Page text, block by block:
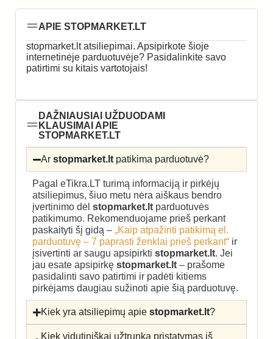
APIE STOPMARKET.LT
stopmarket.lt atsiliepimai. Apsipirkote šioje
internetinėje parduotuvėje? Pasidalinkite savo
patirtimi su kitais vartotojais!
DAŽNIAUSIAI UŽDUODAMI
KLAUSIMAI APIE
STOPMARKET.LT
Arstopmarket.lt patikima parduotuvė?
Pagal eTikra.LT turimą informaciją ir pirkėjų
atsiliepimus, šiuo metu nėra aiškaus bendro
įvertinimo dėl stopmarket.lt parduotuvės
patikimumo. Rekomenduojame prieš perkant
paskaityti šį gidą – „Kaip atpažinti patikimą el.
parduotuvę – 7 paprasti ženklai prieš perkant“ ir
įsivertinti ar saugu apsipirkti stopmarket.lt. Jei
jau esate apsipirkę stopmarket.lt – prašome
pasidalinti savo patirtimi ir padėti kitiems
pirkėjams daugiau sužinoti apie šią parduotuvę.
Kiek yra atsiliepimų apiestopmarket.lt?
Kiek vidutiniškai užtrunka pristatymas iš